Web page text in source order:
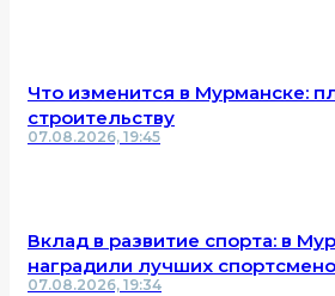
Что изменится в Мурманске:
строительству
07.08.2026, 19:45
Вклад в развитие спорта: в
наградили лучших
07.08.2026, 19:34